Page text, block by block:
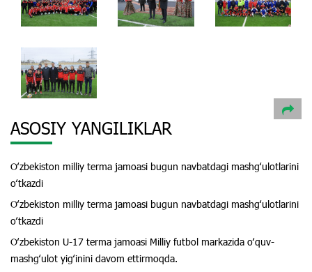
ASOSIY YANGILIKLAR
Oʻzbekiston milliy terma jamoasi bugun navbatdagi mashgʻulotlarini
oʻtkazdi
Oʻzbekiston milliy terma jamoasi bugun navbatdagi mashgʻulotlarini
oʻtkazdi
Oʻzbekiston U-17 terma jamoasi Milliy futbol markazida oʻquv-
mashgʻulot yigʻinini davom ettirmoqda.